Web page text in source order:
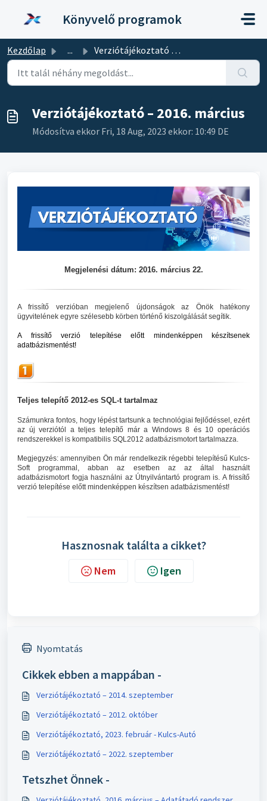
Könyvelő programok
Kezdőlap ... Verziótájékoztató – 2016. március
Verziótájékoztató – 2016. március
Módosítva ekkor Fri, 18 Aug, 2023 ekkor: 10:49 DE
Megjelenési dátum: 2016. március 22.
A frissítő verzióban megjelenő újdonságok az Önök hatékony
ügyvitelének egyre szélesebb körben történő kiszolgálását segítik.
A frissítő verzió telepítése előtt mindenképpen
készítsenek
adatbázismentést!
Teljes telepítő 2012-es SQL-t tartalmaz
Számunkra fontos, hogy lépést tartsunk a technológiai fejlődéssel, ezért
az új verziótól a teljes telepítő már a Windows 8 és 10 operációs
rendszerekkel is kompatibilis SQL2012 adatbázismotort tartalmazza.
Megjegyzés: amennyiben Ön már rendelkezik régebbi telepítésű Kulcs-
Soft programmal, abban az esetben az az által használt
adatbázismotort fogja használni az Útnyilvántartó program is. A frissítő
verzió telepítése előtt mindenképpen készítsen adatbázismentést!
Hasznosnak találta a cikket?
Nem Igen
Nyomtatás
Cikkek ebben a mappában -
Verziótájékoztató – 2014. szeptember
Verziótájékoztató – 2012. október
Verziótájékoztató, 2023. február - Kulcs-Autó
Verziótájékoztató – 2022. szeptember
Tetszhet Önnek -